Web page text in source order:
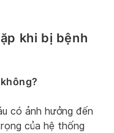
khi bị bệnh
có ảnh hưởng đến
của hệ thống